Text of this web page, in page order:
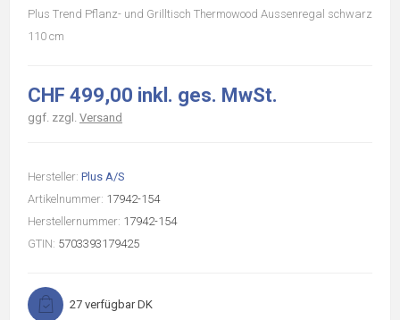
Plus Trend Pflanz- und Grilltisch Thermowood Aussenregal schwarz
110 cm
CHF 499,00 inkl. ges. MwSt.
ggf. zzgl. Versand
Hersteller: Plus A/S
Artikelnummer: 17942-154
Herstellernummer: 17942-154
GTIN: 5703393179425
27 verfügbar DK